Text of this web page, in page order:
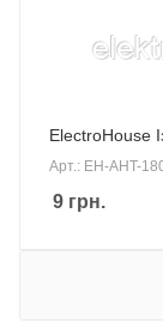
ElectroHouse
Арт.: EH-AHT-
9 грн.